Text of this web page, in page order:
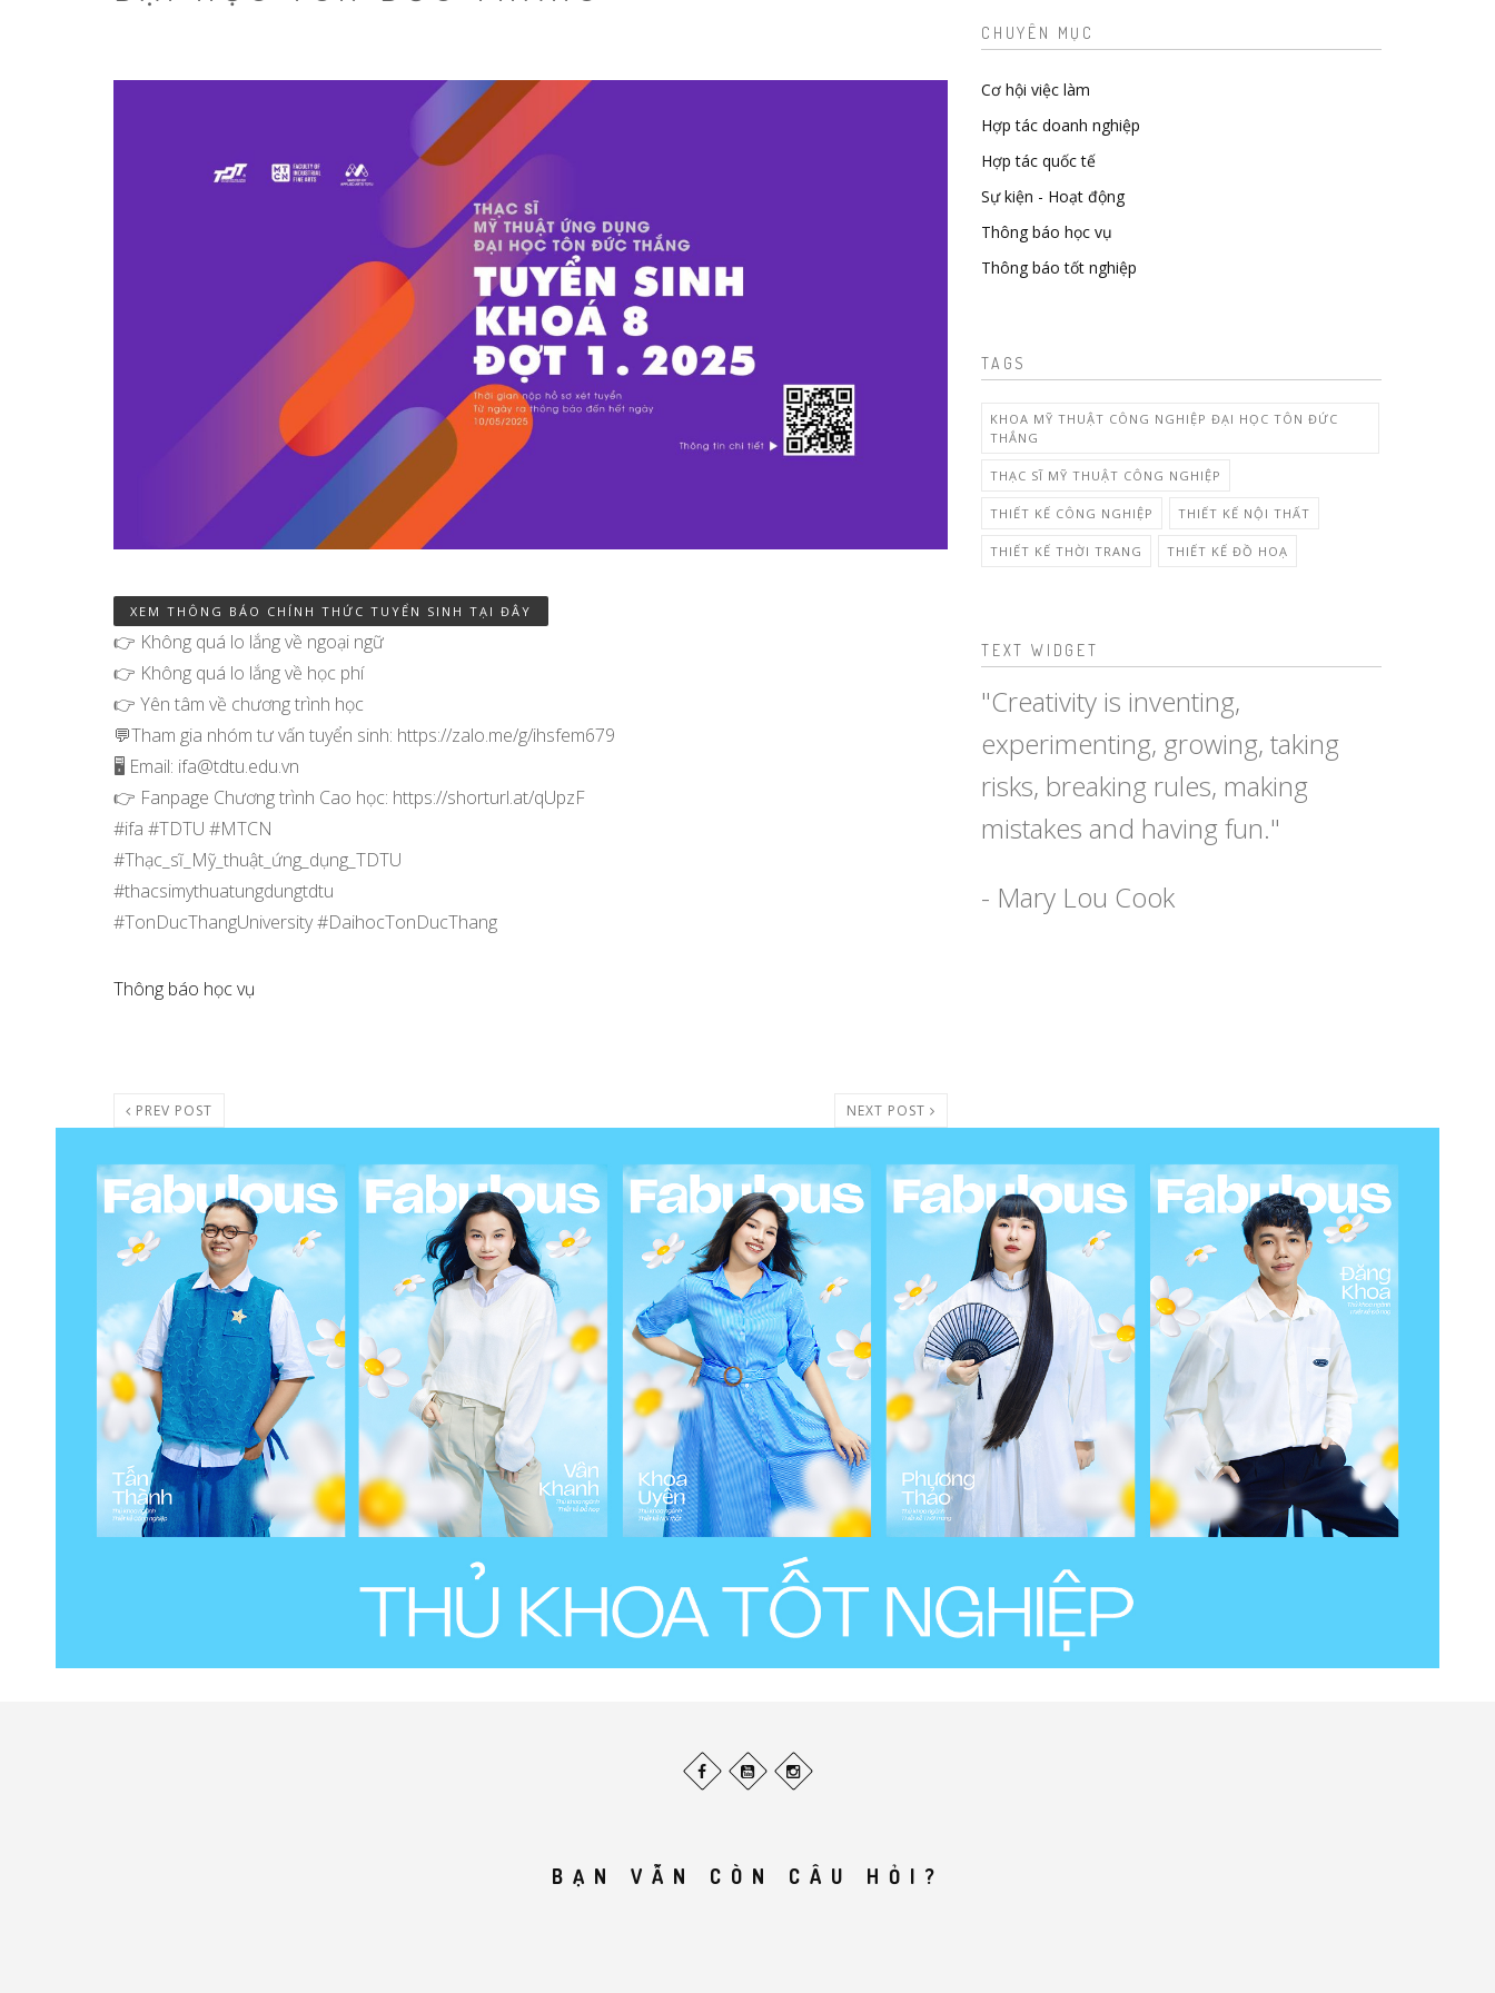
XEM THÔNG BÁO CHÍNH THỨC TUYỂN SINH TẠI ĐÂY
👉 Không quá lo lắng về ngoại ngữ
👉 Không quá lo lắng về học phí
👉 Yên tâm về chương trình học
💬Tham gia nhóm tư vấn tuyển sinh: https://zalo.me/g/ihsfem679
🖥️ Email: ifa@tdtu.edu.vn
👉 Fanpage Chương trình Cao học: https://shorturl.at/qUpzF
#ifa #TDTU #MTCN
#Thạc_sĩ_Mỹ_thuật_ứng_dụng_TDTU
#thacsimythuatungdungtdtu
#TonDucThangUniversity #DaihocTonDucThang
Thông báo học vụ
PREV POST NEXT POST
CHUYÊN MỤC
Cơ hội việc làm
Hợp tác doanh nghiệp
Hợp tác quốc tế
Sự kiện - Hoạt động
Thông báo học vụ
Thông báo tốt nghiệp
TAGS
KHOA MỸ THUẬT CÔNG NGHIỆP ĐẠI HỌC TÔN ĐỨC
THẮNG
THẠC SĨ MỸ THUẬT CÔNG NGHIỆP
THIẾT KẾ CÔNG NGHIỆP THIẾT KẾ NỘI THẤT
THIẾT KẾ THỜI TRANG THIẾT KẾ ĐỒ HOẠ
TEXT WIDGET
"Creativity is inventing,
experimenting, growing, taking
risks, breaking rules, making
mistakes and having fun."
- Mary Lou Cook
BẠN VẪN CÒN CÂU HỎI?